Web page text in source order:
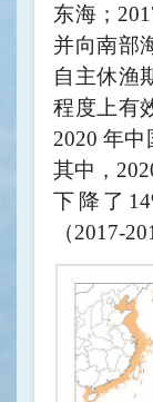
东海；
并向南部
自主休渔
程度上有
2020 年中
其中，
下降了
（2017-